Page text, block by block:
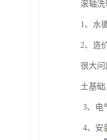
滚轴洗
1、水
2、造
很大
土基
3、电
4、安